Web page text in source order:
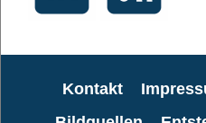
Kontakt